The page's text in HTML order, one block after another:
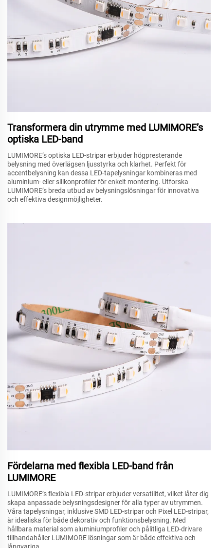
Transformera din utrymme med LUMIMORE’s
optiska LED-band
LUMIMORE’s optiska LED-stripar erbjuder högpresterande
belysning med överlägsen ljusstyrka och klarhet. Perfekt för
accentbelysning kan dessa LED-tapelysningar kombineras med
aluminium- eller silikonprofiler för enkelt montering. Utforska
LUMIMORE’s breda utbud av belysningslösningar för innovativa
och effektiva designmöjligheter.
Fördelarna med flexibla LED-band från
LUMIMORE
LUMIMORE’s flexibla LED-stripar erbjuder versatilitet, vilket låter dig
skapa anpassade belysningsdesigner för alla typer av utrymmen.
Våra tapelysningar, inklusive SMD LED-stripar och Pixel LED-stripar,
är idealiska för både dekorativ och funktionsbelysning. Med
hållbara material som aluminiumprofiler och pålitliga LED-drivare
tillhandahåller LUMIMORE lösningar som är både effektiva och
långvariga.